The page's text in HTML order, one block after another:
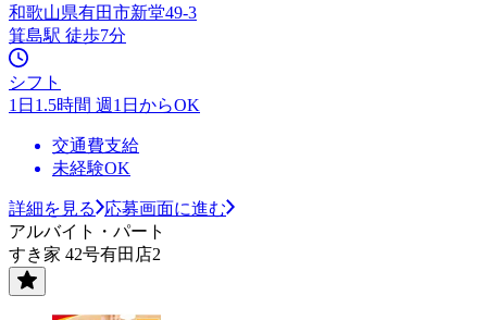
和歌山県有田市新堂49-3
箕島駅 徒歩7分
シフト
1日1.5時間 週1日からOK
交通費支給
未経験OK
詳細を見る
応募画面に進む
アルバイト・パート
すき家 42号有田店2